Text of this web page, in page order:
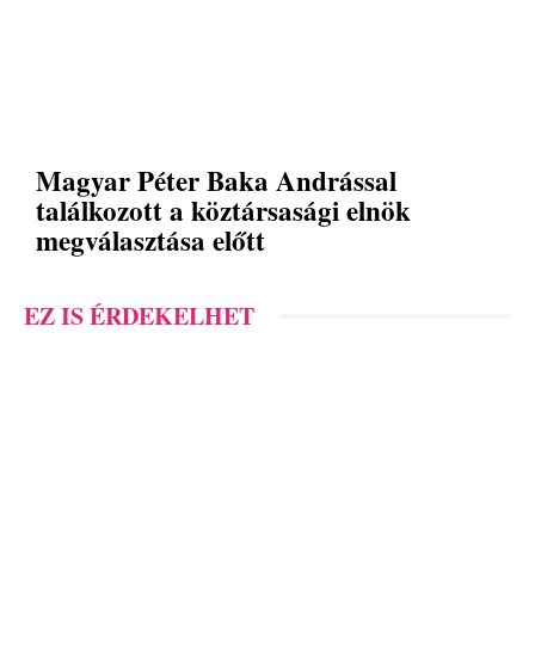
Magyar Péter Baka Andrással
találkozott a köztársasági elnök
megválasztása előtt
EZ IS ÉRDEKELHET